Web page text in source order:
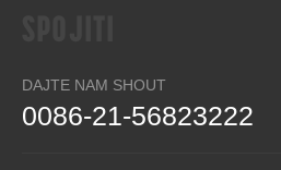
DAJTE NAM SHOUT
0086-21-56823222